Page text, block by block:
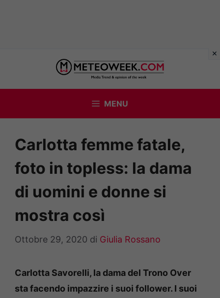
contenuto
MENU
Carlotta femme fatale,
foto in topless: la dama
di uomini e donne si
mostra così
Ottobre 29, 2020 di Giulia Rossano
Carlotta Savorelli, la dama del Trono Over
sta facendo impazzire i suoi follower. I suoi